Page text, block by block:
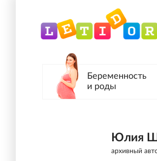
Беременность
и роды
Юлия
архивный